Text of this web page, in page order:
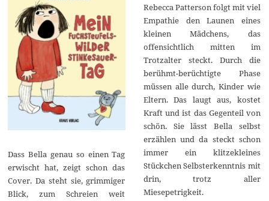
Dass Bella genau so einen Tag
erwischt hat, zeigt schon das
Cover. Da steht sie, grimmiger
Blick, zum Schreien weit
Rebecca Patterson folgt mit viel
Empathie den Launen eines
kleinen Mädchens, das
offensichtlich mitten im
Trotzalter steckt. Durch die
berühmt-berüchtigte Phase
müssen alle durch, Kinder wie
Eltern. Das laugt aus, kostet
Kraft und ist das Gegenteil von
schön. Sie lässt Bella selbst
erzählen und da steckt schon
immer ein klitzekleines
Stückchen Selbsterkenntnis mit
drin, trotz aller
Miesepetrigkeit.